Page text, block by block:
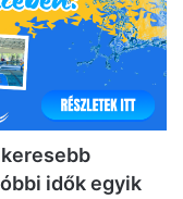
idők egyik